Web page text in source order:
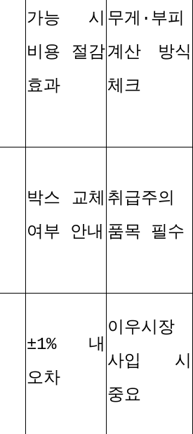
가능 시
비용 절감
효과
무게 · 부피
계산 방식
체크
박스 교체
여부 안내
취급주의
품목 필수
±1% 내
오차
이우시장
사입 시
중요